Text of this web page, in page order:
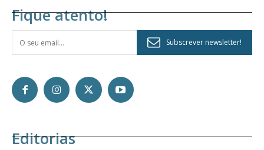
Fique atento!
Subscrever newsletter!
Editorias